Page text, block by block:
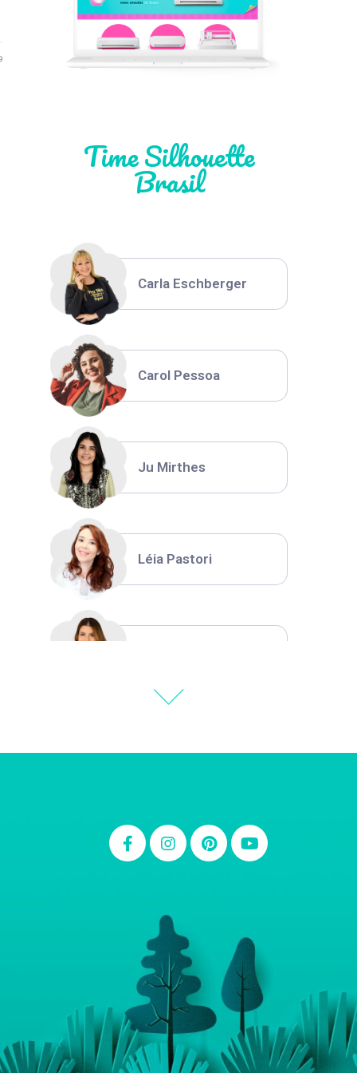
Time Silhouette
Brasil
Léia Pastori
Thiara Ney
Carla Eschberger
Carol Pessoa
Ju Mirthes
Léia Pastori
Carla Eschberger
Carol Pessoa
Ju Mirthes